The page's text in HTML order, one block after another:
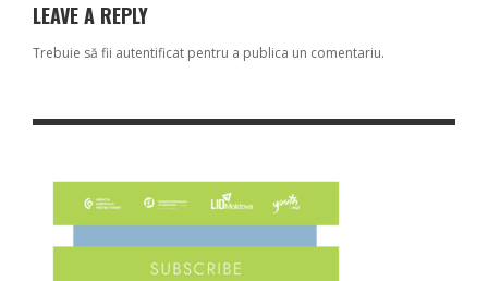
LEAVE A REPLY
Trebuie să fii autentificat pentru a publica un comentariu.